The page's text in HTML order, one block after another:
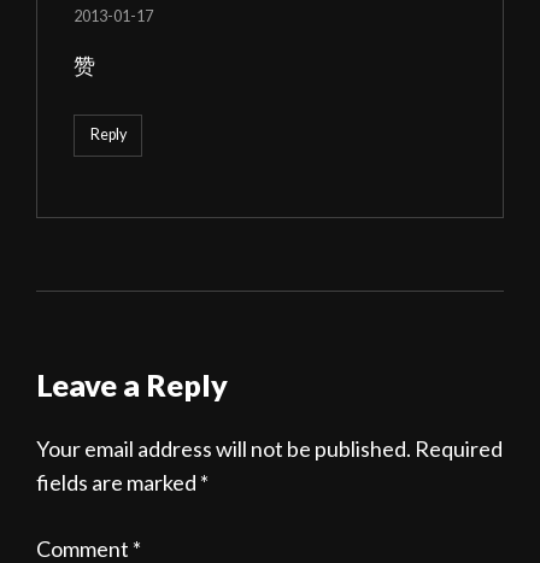
2013-01-17
赞
Reply
Leave a Reply
Your email address will not be published. Required
fields are marked *
Comment *